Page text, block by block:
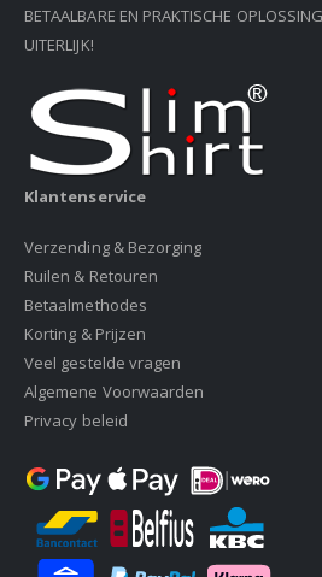
BETAALBARE EN PRAKTISCHE
UITERLIJK!
Klantenservice
Verzending & Bezorging
Ruilen & Retouren
Betaalmethodes
Korting & Prijzen
Veel gestelde vragen
Algemene Voorwaarden
Privacy beleid